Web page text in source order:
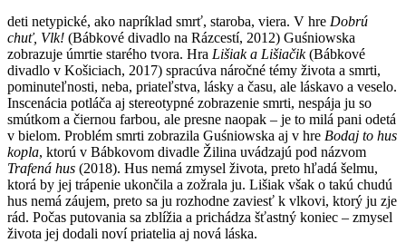
deti netypické, ako napríklad smrť, staroba, viera. V hre Dobrú
chuť, Vlk! (Bábkové divadlo na Rázcestí, 2012) Guśniowska
zobrazuje úmrtie starého tvora. Hra Lišiak a Lišiačik(Bábkové
divadlo v Košiciach, 2017) spracúva náročné témy života a smrti,
pominuteľnosti, neba, priateľstva, lásky a času, ale láskavo a veselo.
Inscenácia potláča aj stereotypné zobrazenie smrti, nespája ju so
smútkom a čiernou farbou, ale presne naopak – je to milá pani odetá
v bielom. Problém smrti zobrazila Guśniowska aj v hre Bodaj to hus
kopla, ktorú v Bábkovom divadle Žilina uvádzajú pod názvom
Trafená hus (2018). Hus nemá zmysel života, preto hľadá šelmu,
ktorá by jej trápenie ukončila a zožrala ju. Lišiak však o takú chudú
hus nemá záujem, preto sa ju rozhodne zaviesť k vlkovi, ktorý ju zje
rád. Počas putovania sa zblížia a prichádza šťastný koniec – zmysel
života jej dodali noví priatelia aj nová láska.